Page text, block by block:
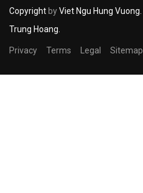
CopyrightbyViet Ngu Hung Vuong.
Trung Hoang.
Privacy Terms Legal Sitemap